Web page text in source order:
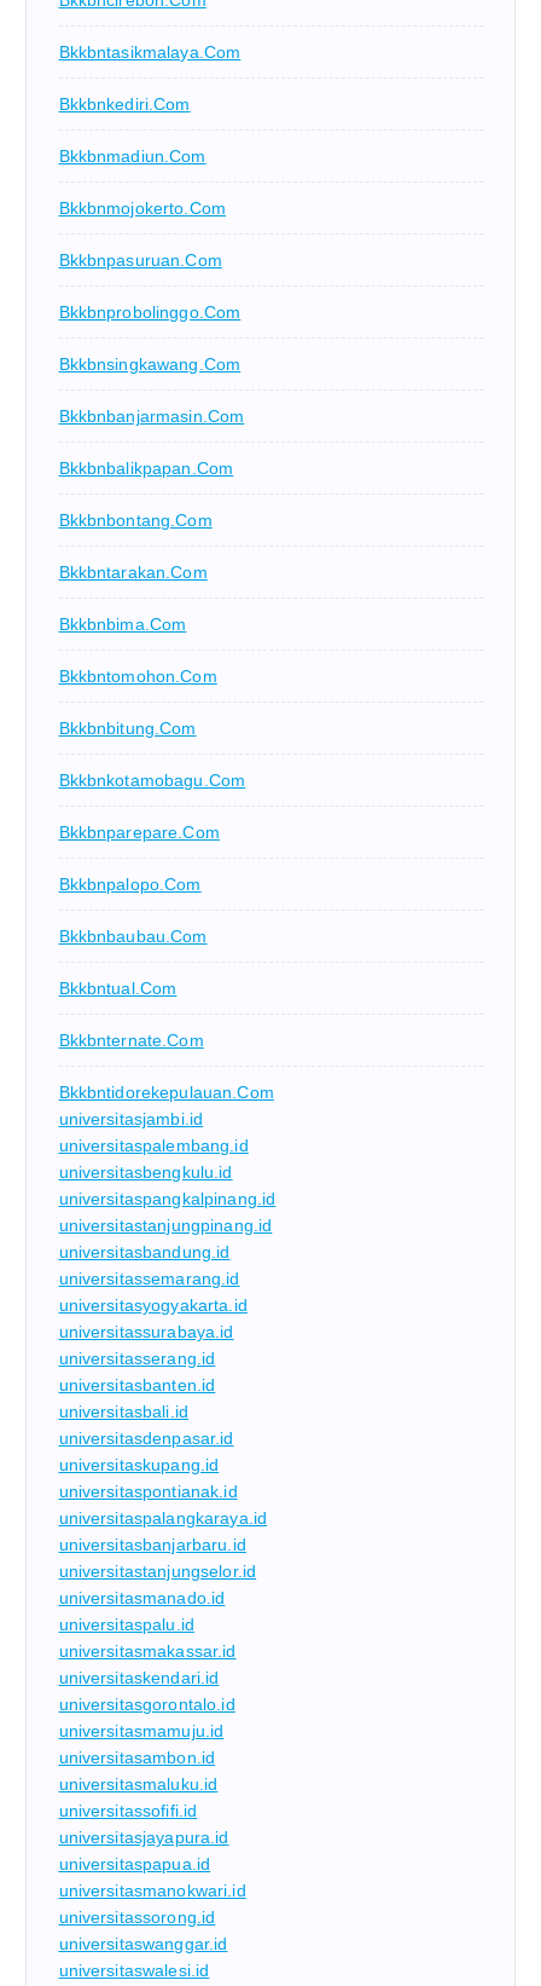
Bkkbntasikmalaya.com
Bkkbnkediri.com
Bkkbnmadiun.com
Bkkbnmojokerto.com
Bkkbnpasuruan.com
Bkkbnprobolinggo.com
Bkkbnsingkawang.com
Bkkbnbanjarmasin.com
Bkkbnbalikpapan.com
Bkkbnbontang.com
Bkkbntarakan.com
Bkkbnbima.com
Bkkbntomohon.com
Bkkbnbitung.com
Bkkbnkotamobagu.com
Bkkbnparepare.com
Bkkbnpalopo.com
Bkkbnbaubau.com
Bkkbntual.com
Bkkbnternate.com
Bkkbntidorekepulauan.com
universitasjambi.id
universitaspalembang.id
universitasbengkulu.id
universitaspangkalpinang.id
universitastanjungpinang.id
universitasbandung.id
universitassemarang.id
universitasyogyakarta.id
universitassurabaya.id
universitasserang.id
universitasbanten.id
universitasbali.id
universitasdenpasar.id
universitaskupang.id
universitaspontianak.id
universitaspalangkaraya.id
universitasbanjarbaru.id
universitastanjungselor.id
universitasmanado.id
universitaspalu.id
universitasmakassar.id
universitaskendari.id
universitasgorontalo.id
universitasmamuju.id
universitasambon.id
universitasmaluku.id
universitassofifi.id
universitasjayapura.id
universitaspapua.id
universitasmanokwari.id
universitassorong.id
universitaswanggar.id
universitaswalesi.id